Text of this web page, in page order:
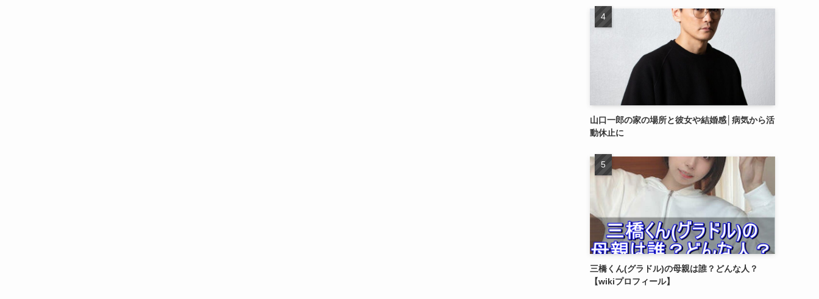
山口一郎の家の場所と彼女や結婚感│病気から活
動休止に
三橋くん(グラドル)の母親は誰？どんな人？
【wikiプロフィール】